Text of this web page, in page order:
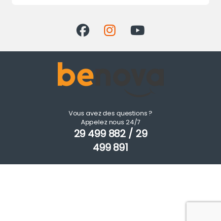
Vous avez des questions ?
Appelez nous 24/7
29 499 882 / 29
499 891